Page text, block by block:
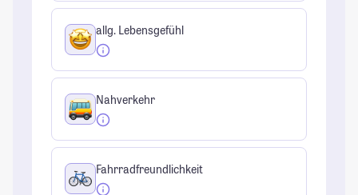
allg. Lebensgefühl
Nahverkehr
Fahrradfreundlichkeit